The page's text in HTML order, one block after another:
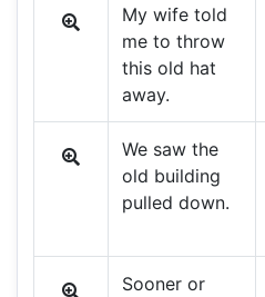
My wife told
me to throw
this old hat
away.
We saw the
old building
pulled down.
Sooner or